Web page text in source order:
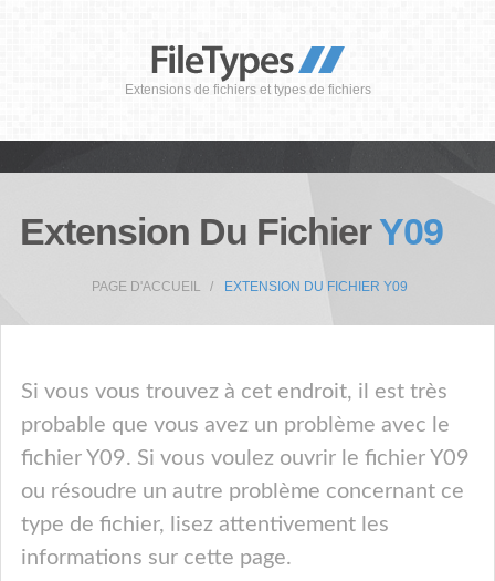
Extensions de fichiers et types de fichiers
Extension Du FichierY09
PAGE D'ACCUEIL EXTENSION DU FICHIER Y09
Si vous vous trouvez à cet endroit, il est très
probable que vous avez un problème avec le
fichier Y09. Si vous voulez ouvrir le fichier Y09
ou résoudre un autre problème concernant ce
type de fichier, lisez attentivement les
informations sur cette page.